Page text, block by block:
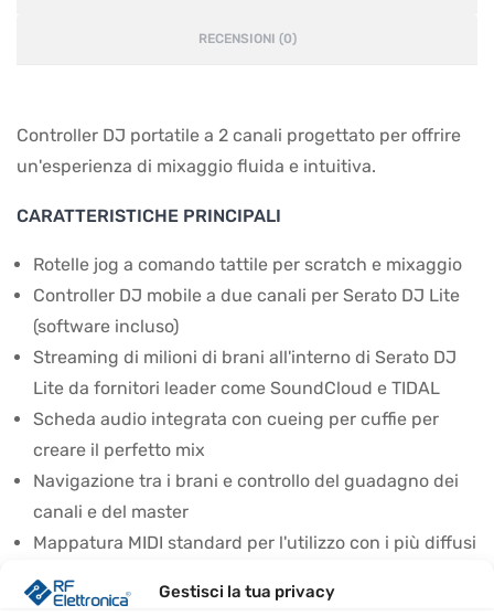
Gestisci la tua privacy
RECENSIONI (0)
Controller DJ portatile a 2 canali progettato per offrire
un'esperienza di mixaggio fluida e intuitiva.
CARATTERISTICHE PRINCIPALI
Rotelle jog a comando tattile per scratch e mixaggio
Controller DJ mobile a due canali per Serato DJ Lite
(software incluso)
Streaming di milioni di brani all'interno di Serato DJ
Lite da fornitori leader come SoundCloud e TIDAL
Scheda audio integrata con cueing per cuffie per
creare il perfetto mix
Navigazione tra i brani e controllo del guadagno dei
canali e del master
Mappatura MIDI standard per l'utilizzo con i più diffusi